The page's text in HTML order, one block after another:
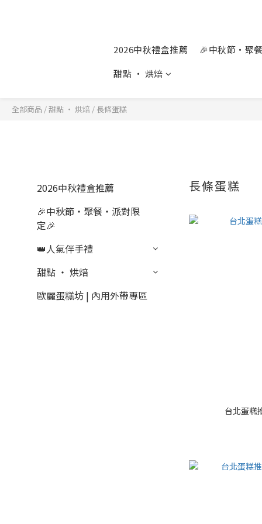
2026中秋禮盒推薦 🎉中秋節‧聚
甜點 ‧ 烘焙
全部商品 /甜點 ‧ 烘焙 / 長條蛋糕
2026中秋禮盒推薦
🎉中秋節‧聚餐‧派對限
定🎉
👑人氣伴手禮
甜點 ‧ 烘焙
歐麗蛋糕坊 | 內用外帶專區
長條蛋糕
台北蛋糕